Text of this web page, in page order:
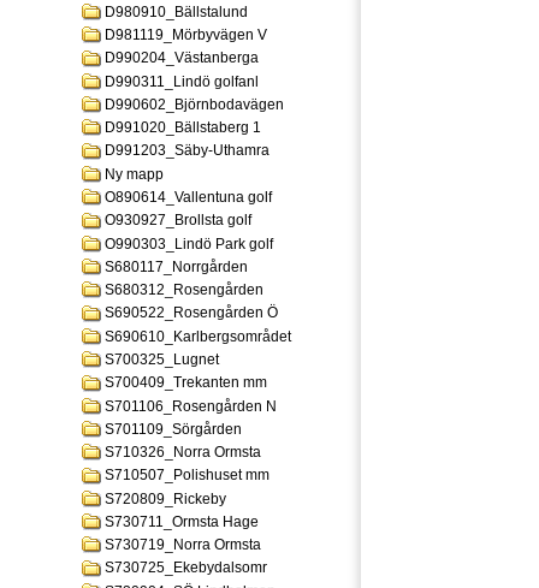
D980910_Bällstalund
D981119_Mörbyvägen V
D990204_Västanberga
D990311_Lindö golfanl
D990602_Björnbodavägen
D991020_Bällstaberg 1
D991203_Säby-Uthamra
Ny mapp
O890614_Vallentuna golf
O930927_Brollsta golf
O990303_Lindö Park golf
S680117_Norrgården
S680312_Rosengården
S690522_Rosengården Ö
S690610_Karlbergsområdet
S700325_Lugnet
S700409_Trekanten mm
S701106_Rosengården N
S701109_Sörgården
S710326_Norra Ormsta
S710507_Polishuset mm
S720809_Rickeby
S730711_Ormsta Hage
S730719_Norra Ormsta
S730725_Ekebydalsomr